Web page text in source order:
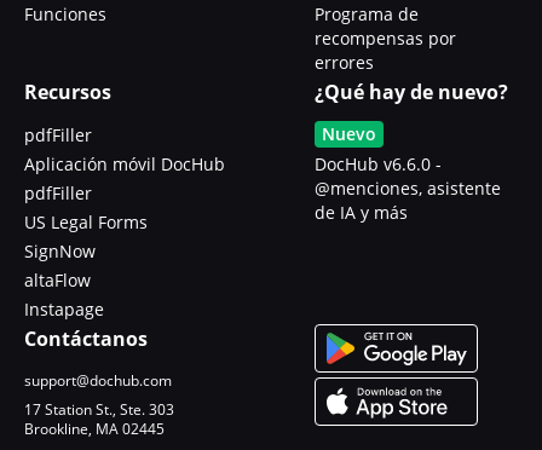
Funciones
Programa de
recompensas por
errores
Recursos
pdfFiller
Aplicación móvil DocHub
pdfFiller
US Legal Forms
SignNow
altaFlow
Instapage
¿Qué hay de nuevo?
Nuevo
DocHub v6.6.0 -
@menciones, asistente
de IA y más
Contáctanos
support@dochub.com
17 Station St., Ste. 303
Brookline, MA 02445